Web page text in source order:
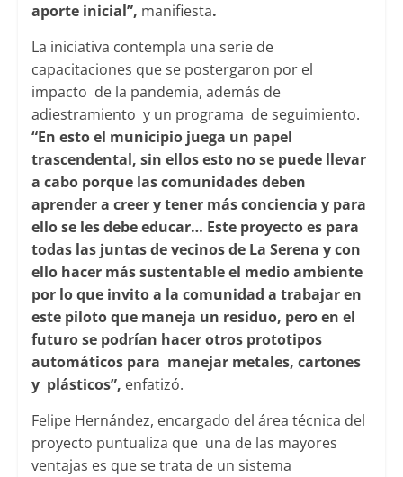
aporte inicial”, manifiesta.
La iniciativa contempla una serie de
capacitaciones que se postergaron por el
impacto de la pandemia, además de
adiestramiento y un programa de seguimiento.
“En esto el municipio juega un papel
trascendental, sin ellos esto no se puede llevar
a cabo porque las comunidades deben
aprender a creer y tener más conciencia y para
ello se les debe educar… Este proyecto es para
todas las juntas de vecinos de La Serena y con
ello hacer más sustentable el medio ambiente
por lo que invito a la comunidad a trabajar en
este piloto que maneja un residuo, pero en el
futuro se podrían hacer otros prototipos
automáticos para manejar metales, cartones
y plásticos”, enfatizó.
Felipe Hernández, encargado del área técnica del
proyecto puntualiza que una de las mayores
ventajas es que se trata de un sistema